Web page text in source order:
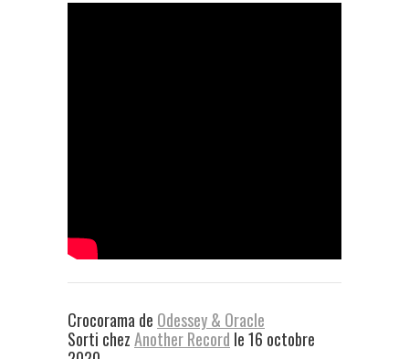
Crocorama de Odessey & Oracle
Sorti chezAnother Record le 16 octobre